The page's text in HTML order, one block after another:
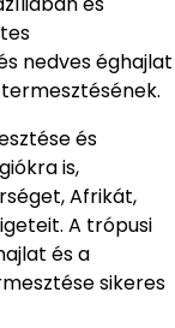
nedves éghajlat
és
is,
Afrikát,
A trópusi
és a
sikeres